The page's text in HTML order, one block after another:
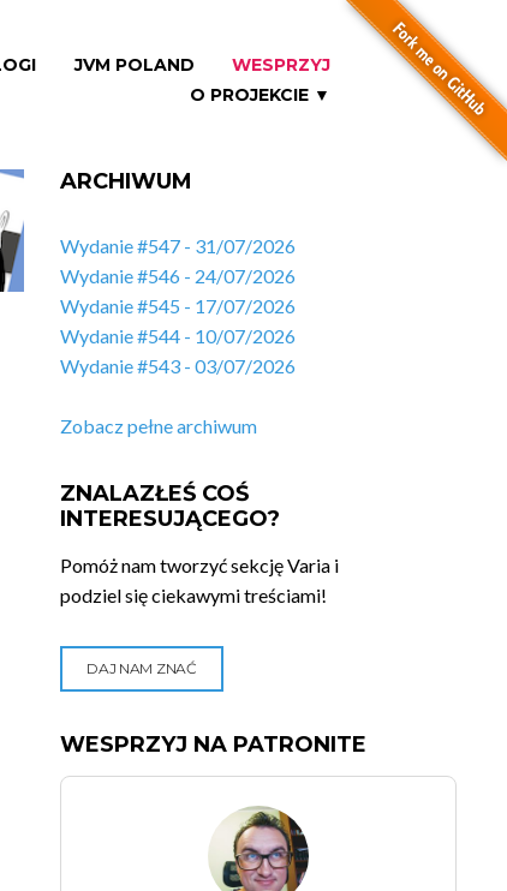
JVM POLAND
WESPRZYJ
O PROJEKCIE ▼
ARCHIWUM
Wydanie #547 - 31/07/2026
Wydanie #546 - 24/07/2026
Wydanie #545 - 17/07/2026
Wydanie #544 - 10/07/2026
Wydanie #543 - 03/07/2026
Zobacz pełne archiwum
ZNALAZŁEŚ COŚ
INTERESUJĄCEGO?
Pomóż nam tworzyć sekcję Varia i
podziel się ciekawymi treściami!
DAJ NAM ZNAĆ
WESPRZYJ NA PATRONITE